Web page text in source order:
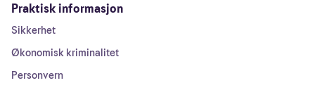
Praktisk informasjon
Sikkerhet
Økonomisk kriminalitet
Personvern